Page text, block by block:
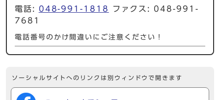
電話: 048-991-1818
ファクス: 048-991-
7681
電話番号のかけ間違いにご注意ください！
ソーシャルサイトへのリンクは別ウィンドウで開きます